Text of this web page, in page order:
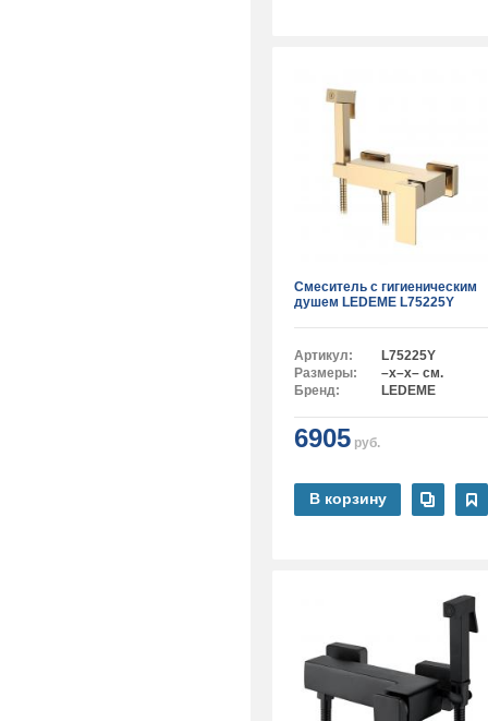
Смеситель с гигиеническим
душем LEDEME L75225Y
Артикул:
L75225Y
Размеры:
–x–x– см.
Бренд:
LEDEME
6905 руб.
В корзину